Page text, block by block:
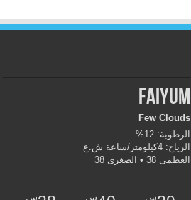
Faiyum
Few Clouds
الرطوبة: 12%
الرياح: 4كيلومتر/ساعة ش.غ
العظمى 38 • الصغرى 38
س س س